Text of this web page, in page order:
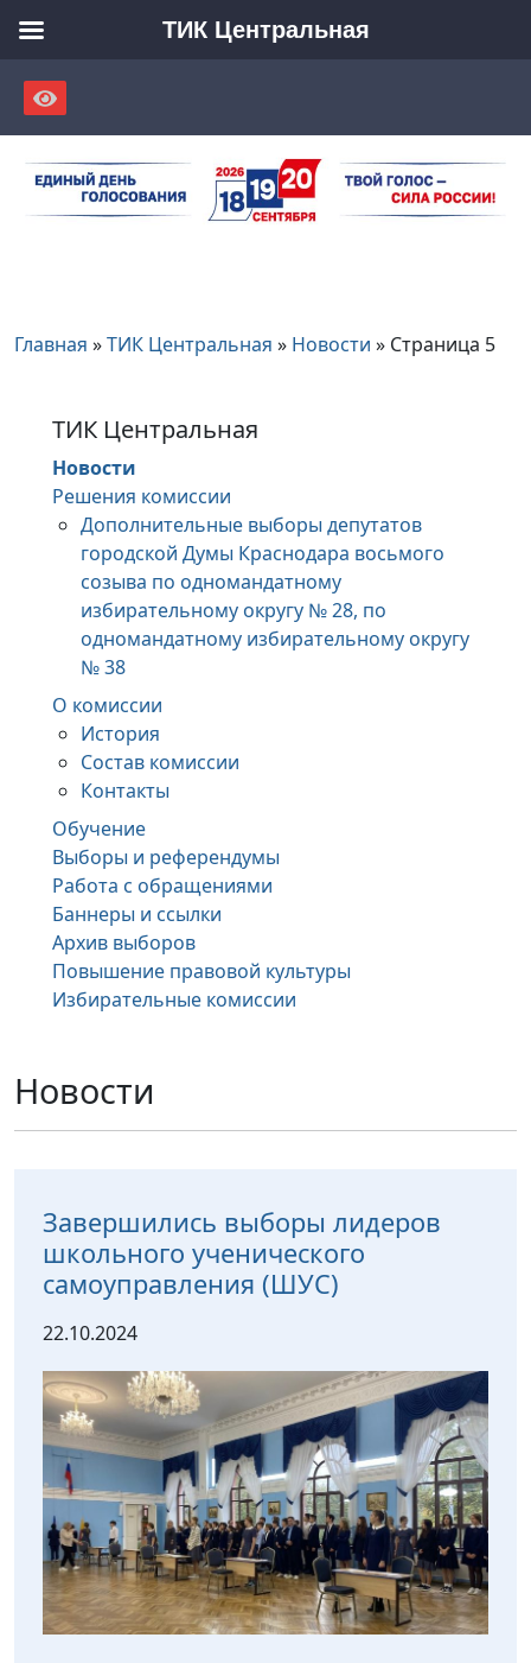
content
Главная »ТИК Центральная » Новости » Страница 5
ТИК Центральная
Новости
Решения комиссии
Дополнительные выборы депутатов
городской Думы Краснодара восьмого
созыва по одномандатному
избирательному округу № 28, по
одномандатному избирательному округу
№ 38
О комиссии
История
Состав комиссии
Контакты
Обучение
Выборы и референдумы
Работа с обращениями
Баннеры и ссылки
Архив выборов
Повышение правовой культуры
Избирательные комиссии
Новости
Завершились выборы лидеров
школьного ученического
самоуправления (ШУС)
22.10.2024
ТИК Центральная